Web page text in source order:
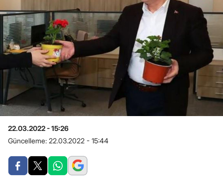
22.03.2022 - 15:26
Güncelleme: 22.03.2022 - 15:44